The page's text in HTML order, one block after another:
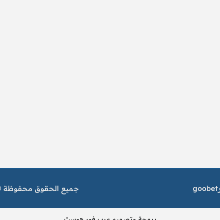
goobet جميع الحقوق محفوظة ©